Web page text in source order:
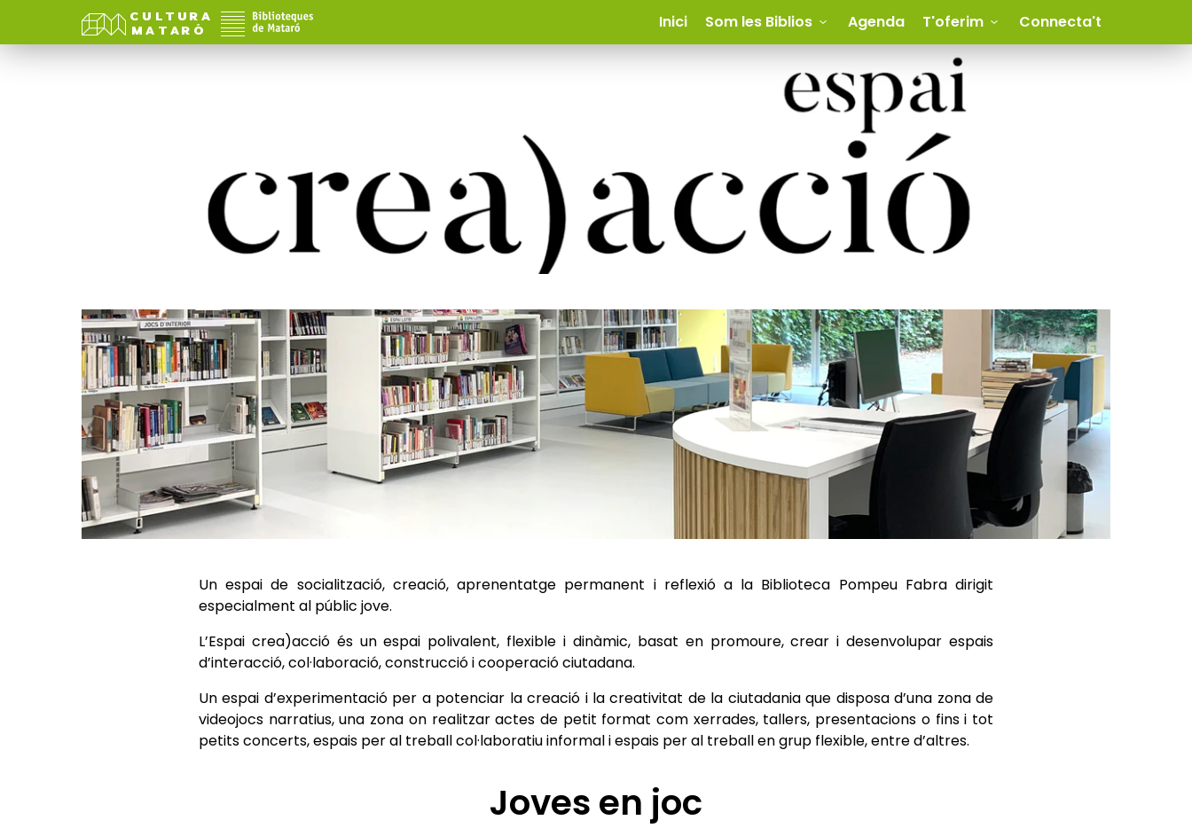
Inici Som les Biblios Agenda T'oferim Connecta't
Un espai de socialització, creació, aprenentatge permanent i reflexió a la Biblioteca Pompeu Fabra dirigit
especialment al públic jove.
L’Espai crea)acció és un espai polivalent, flexible i dinàmic, basat en promoure, crear i desenvolupar espais
d’interacció, col·laboració, construcció i cooperació ciutadana.
Un espai d’experimentació per a potenciar la creació i la creativitat de la ciutadania que disposa d’una zona de
videojocs narratius, una zona on realitzar actes de petit format com xerrades, tallers, presentacions o fins i tot
petits concerts, espais per al treball col·laboratiu informal i espais per al treball en grup flexible, entre d’altres.
Joves en joc